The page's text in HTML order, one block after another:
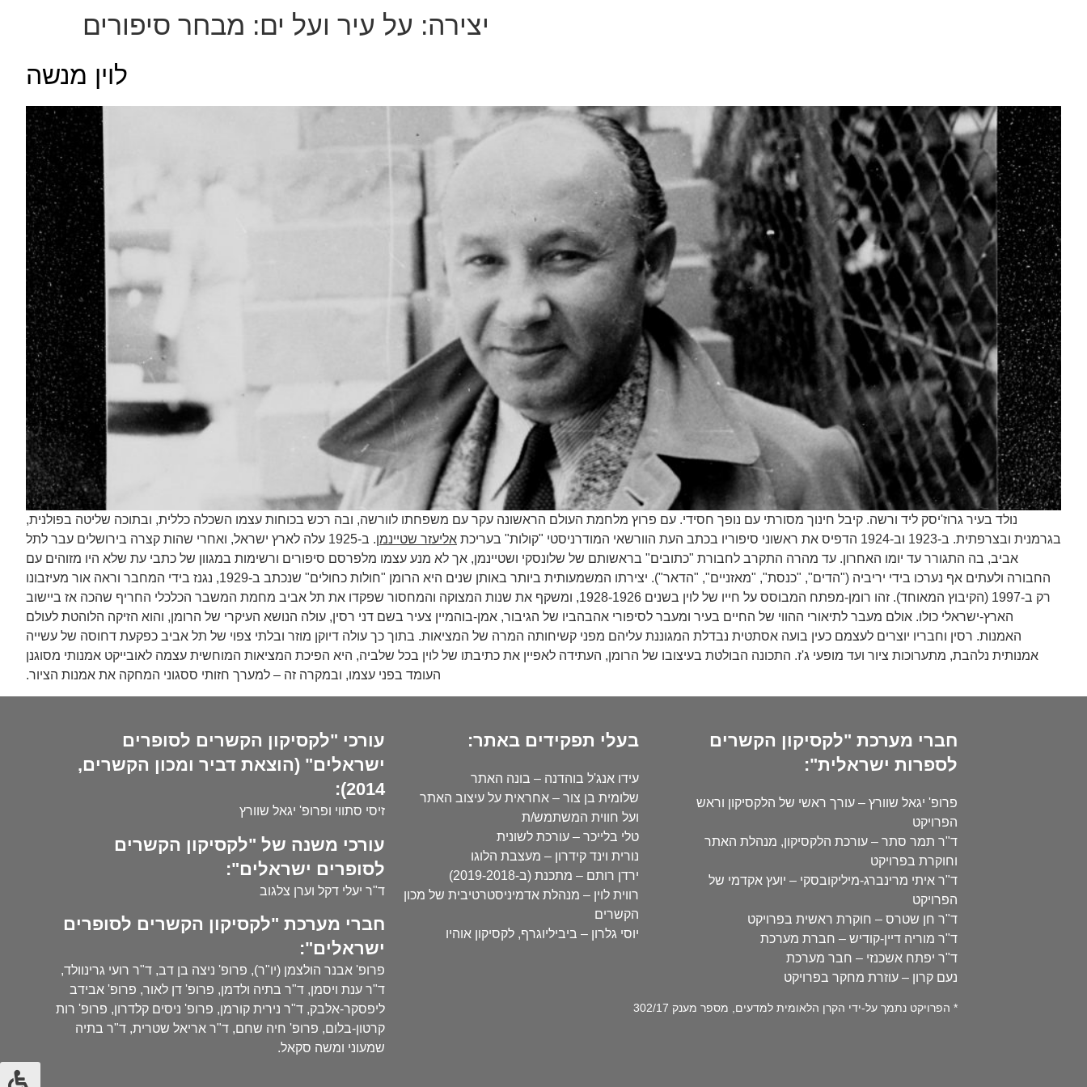
יצירה: על עיר ועל ים: מבחר סיפורים
לוין מנשה
נולד בעיר גרוז'יסק ליד ורשה. קיבל חינוך מסורתי עם נופך חסידי. עם פרוץ מלחמת העולם הראשונה עקר עם משפחתו לוורשה, ובה רכש בכוחות עצמו השכלה כללית, ובתוכה שליטה בפולנית,
בגרמנית ובצרפתית. ב-1923 וב-1924 הדפיס את ראשוני סיפוריו בכתב העת הוורשאי המודרניסטי "קולות" בעריכת
אליעזר שטיינמן
. ב-1925 עלה לארץ ישראל, ואחרי שהות קצרה בירושלים עבר לתל
אביב, בה התגורר עד יומו האחרון. עד מהרה התקרב לחבורת "כתובים" בראשותם של שלונסקי ושטיינמן, אך לא מנע עצמו מלפרסם סיפורים ורשימות במגוון של כתבי עת שלא היו מזוהים עם
החבורה ולעתים אף נערכו בידי יריביה ("הדים", "כנסת", "מאזניים", "הדאר"). יצירתו המשמעותית ביותר באותן שנים היא הרומן "חולות כחולים" שנכתב ב-1929, נגנז בידי המחבר וראה אור מעיזבונו
רק ב-1997 (הקיבוץ המאוחד). זהו רומן-מפתח המבוסס על חייו של לוין בשנים 1928-1926, ומשקף את שנות המצוקה והמחסור שפקדו את תל אביב מחמת המשבר הכלכלי החריף שהכה אז ביישוב
הארץ-ישראלי כולו. אולם מעבר לתיאורי ההווי של החיים בעיר ומעבר לסיפורי אהבהביו של הגיבור, אמן-בוהמיין צעיר בשם דני רסין, עולה הנושא העיקרי של הרומן, והוא הזיקה הלוהטת לעולם
האמנות. רסין וחבריו יוצרים לעצמם כעין בועה אסתטית נבדלת המגוננת עליהם מפני קשיחותה המרה של המציאות. בתוך כך עולה דיוקן מוזר ובלתי צפוי של תל אביב כפקעת דחוסה של עשייה
אמנותית נלהבת, מתערוכות ציור ועד מופעי ג'ז. התכונה הבולטת בעיצובו של הרומן, העתידה לאפיין את כתיבתו של לוין בכל שלביה, היא הפיכת המציאות המוחשית עצמה לאובייקט אמנותי מסוגנן
העומד בפני עצמו, ובמקרה זה – למערך חזותי ססגוני המחקה את אמנות הציור.
חברי מערכת "לקסיקון הקשרים
לספרות ישראלית":
פרופ' יגאל שוורץ – עורך ראשי של הלקסיקון וראש
הפרויקט
ד"ר תמר סתר – עורכת הלקסיקון, מנהלת האתר
וחוקרת בפרויקט
ד"ר איתי מרינברג-מיליקובסקי – יועץ אקדמי של
הפרויקט
ד"ר חן שטרס – חוקרת ראשית בפרויקט
ד"ר מוריה דיין-קודיש – חברת מערכת
ד"ר יפתח אשכנזי – חבר מערכת
נעם קרון – עוזרת מחקר בפרויקט
בעלי תפקידים באתר:
עידו אנג'ל בוהדנה – בונה האתר
שלומית בן צור – אחראית על עיצוב האתר
ועל חווית המשתמש/ת
טלי בלייכר – עורכת לשונית
נורית וינד קידרון – מעצבת הלוגו
ירדן רותם – מתכנת (ב-2019-2018)
רווית לוין – מנהלת אדמיניסטרטיבית של מכון
הקשרים
יוסי גלרון – ביביליוגרף, לקסיקון אוהיו
* הפרויקט נתמך על-ידי הקרן הלאומית למדעים, מספר מענק 302/17
עורכי "לקסיקון הקשרים לסופרים
ישראלים" (הוצאת דביר ומכון הקשרים,
2014):
זיסי סתווי ופרופ' יגאל שוורץ
עורכי משנה של "לקסיקון הקשרים
לסופרים ישראלים":
ד"ר יעלי דקל וערן צלגוב
חברי מערכת "לקסיקון הקשרים לסופרים
ישראלים":
פרופ' אבנר הולצמן (יו"ר), פרופ' ניצה בן דב, ד"ר רועי גרינוולד,
ד"ר ענת ויסמן, ד"ר בתיה ולדמן, פרופ' דן לאור, פרופ' אבידב
ליפסקר-אלבק, ד"ר נירית קורמן, פרופ' ניסים קלדרון, פרופ' רות
קרטון-בלום, פרופ' חיה שחם, ד"ר אריאל שטרית, ד"ר בתיה
שמעוני ומשה סקאל.